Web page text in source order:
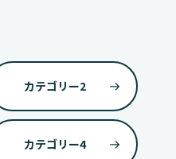
カテゴリー2
カテゴリー4